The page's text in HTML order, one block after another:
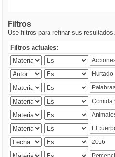
Filtros
Use filtros para refinar sus resultados.
Filtros actuales: